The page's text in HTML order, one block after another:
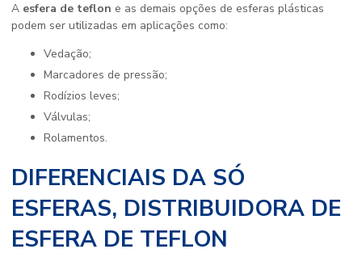
A esfera de teflon e as demais opções de esferas plásticas
podem ser utilizadas em aplicações como:
Vedação;
Marcadores de pressão;
Rodízios leves;
Válvulas;
Rolamentos.
DIFERENCIAIS DA SÓ
ESFERAS, DISTRIBUIDORA DE
ESFERA DE TEFLON